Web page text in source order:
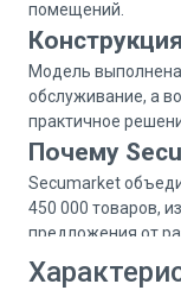
помещений.
Модель выполнена
обслуживание, а
практичное
Почему
Secumarket
450 000 товаров,
предложения от
Цены для
Персональные